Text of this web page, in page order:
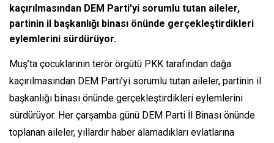
kaçırılmasından DEM Parti’yi sorumlu tutan aileler,
partinin il başkanlığı binası önünde gerçekleştirdikleri
eylemlerini sürdürüyor.
Muş’ta çocuklarının terör örgütü PKK tarafından dağa
kaçırılmasından DEM Parti’yi sorumlu tutan aileler, partinin il
başkanlığı binası önünde gerçekleştirdikleri eylemlerini
sürdürüyor. Her çarşamba günü DEM Parti İl Binası önünde
toplanan aileler, yıllardır haber alamadıkları evlatlarına